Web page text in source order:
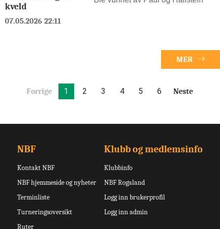
kveld
07.05.2026 22:11
MER
Forrige 1 2 3 4 5 6 Neste
NBF
Kontakt NBF
NBF hjemmeside og nyheter
Terminliste
Turneringsoversikt
Ruter
Klubb og medlemsinfo
Klubbinfo
NBF Rogaland
Logg inn brukerprofil
Logg inn admin